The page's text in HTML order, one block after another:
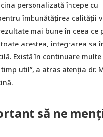
personalizată începe cu
îmbunătățirea calității
mai bune în ceea ce
acestea, integrarea sa
Există în continuare
util”, a atras atenția dr.
să ne